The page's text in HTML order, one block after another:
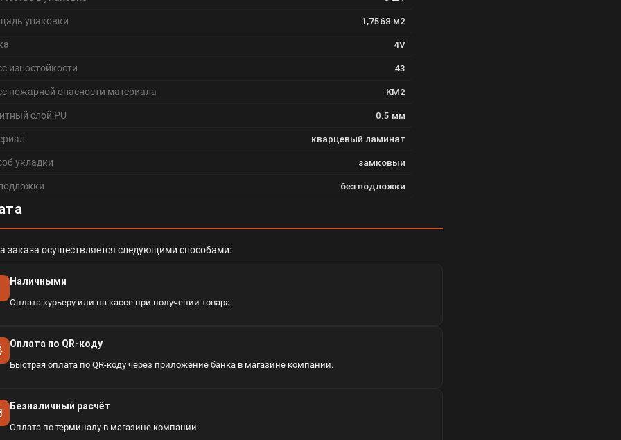
упаковки 1,7568 м2
4V
изностойкости 43
пожарной опасности материала KM2
слой PU 0.5 мм
кварцевый ламинат
укладки замковый
без подложки
заказа осуществляется следующими способами:
Наличными
Оплата курьеру или на кассе при получении товара.
Оплата по QR-коду
Быстрая оплата по QR-коду через приложение банка в магазине компании.
Безналичный расчёт
Оплата по терминалу в магазине компании.